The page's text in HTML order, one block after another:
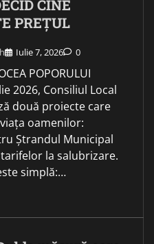
CINE
PREȚUL
Iulie 7, 2026 0
POPORULUI
2026, Consiliul Local
două proiecte care
oamenilor:
Ștrandul Municipal
la salubrizare.
simplă:…